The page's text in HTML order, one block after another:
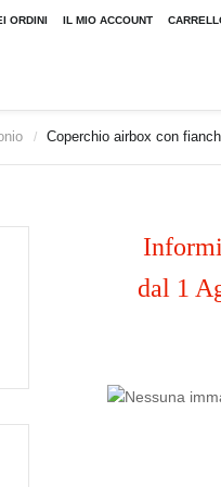
ORDINI IL MIO ACCOUNT
/ Coperchio airbox con
dal 1